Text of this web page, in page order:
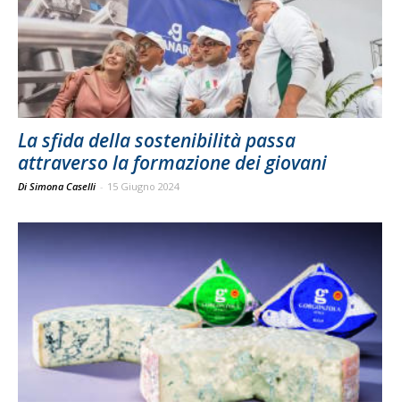
La sfida della sostenibilità passa
attraverso la formazione dei giovani
Di Simona Caselli - 15 Giugno 2024